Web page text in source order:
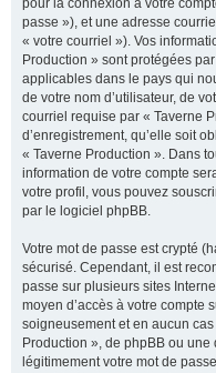
passe »), et une adresse
« votre courriel »). Vos
Production » sont protégées
applicables dans le pays qui
de votre nom d’utilisateur, de
courriel requise par « Taverne
d’enregistrement, qu’elle soit
« Taverne Production ». Dans
information de votre compte
votre profil, vous pouvez
par le logiciel phpBB.
Votre mot de passe est crypté
sécurisé. Cependant, il est
passe sur plusieurs sites
moyen d’accès à votre compte
soigneusement et en aucun
Production », de phpBB ou
légitimement votre mot de